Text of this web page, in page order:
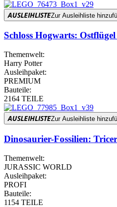
AUSLEIHLISTEZur Ausleihliste
Schloss Hogwarts:
Themenwelt:
Harry Potter
Ausleihpaket:
PREMIUM
Bauteile:
2164 TEILE
AUSLEIHLISTEZur Ausleihliste
Dinosaurier-Fossilien:
Themenwelt:
JURASSIC WORLD
Ausleihpaket:
PROFI
Bauteile:
1154 TEILE